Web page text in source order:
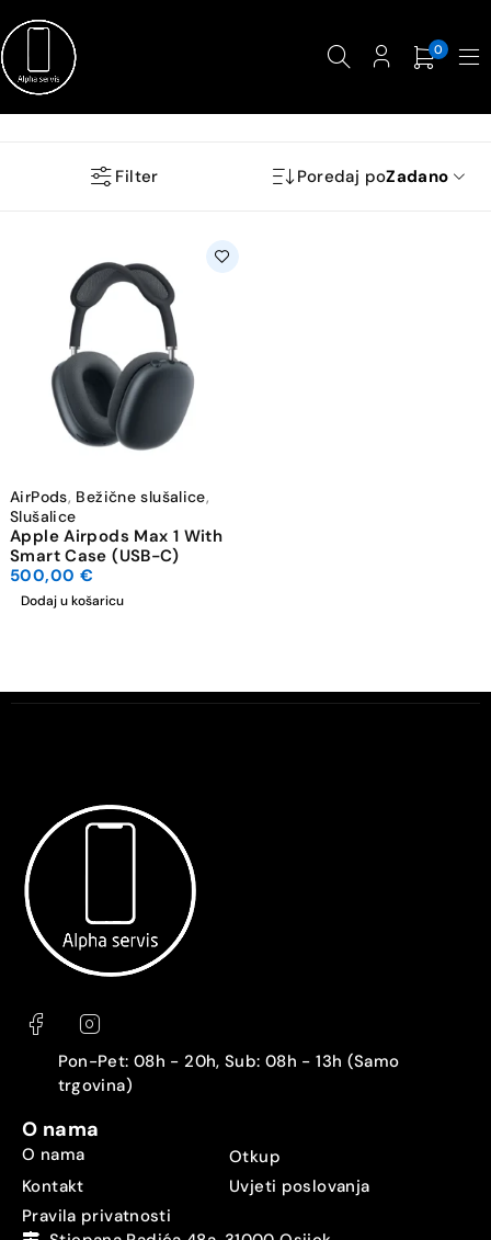
0
Filter Poredaj poZadano
AirPods, Bežične slušalice,
Slušalice
Apple Airpods Max 1 With
Smart Case (USB-C)
500,00 €
Dodaj u košaricu
Pon-Pet: 08h - 20h, Sub: 08h - 13h (Samo
trgovina)
O nama
O nama
Otkup
Kontakt
Uvjeti poslovanja
Pravila privatnosti